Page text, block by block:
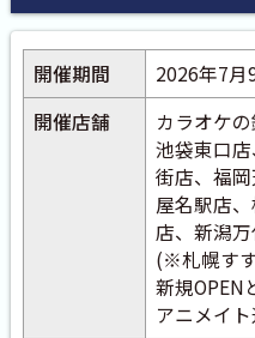
開催期間
2026年7
開催店舗
カラオケ
池袋東口
街店、福
屋名駅店
店、新潟
(※札幌す
新規OPEN
アニメイ